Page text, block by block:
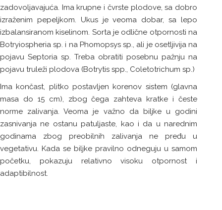
zadovoljavajuća. Ima krupne i čvrste plodove, sa dobro
izraženim pepeljkom. Ukus je veoma dobar, sa lepo
izbalansiranom kiselinom. Sorta je odlične otpornosti na
Botryiospheria sp. i na Phomopsys sp., ali je osetljivija na
pojavu Septoria sp. Treba obratiti posebnu pažnju na
pojavu truleži plodova (Botrytis spp., Coletotrichum sp.)
Ima končast, plitko postavljen korenov sistem (glavna
masa do 15 cm), zbog čega zahteva kratke i česte
norme zalivanja. Veoma je važno da biljke u godini
zasnivanja ne ostanu patuljaste, kao i da u narednim
godinama zbog preobilnih zalivanja ne pređu u
vegetativu. Kada se biljke pravilno odneguju u samom
početku, pokazuju relativno visoku otpornost i
adaptibilnost.